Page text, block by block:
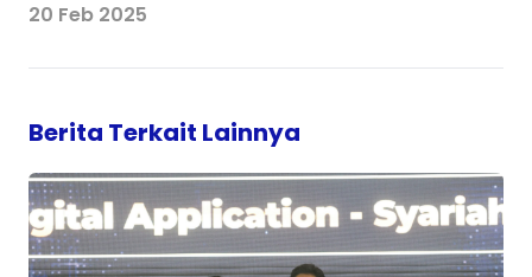
20 Feb 2025
Berita Terkait Lainnya